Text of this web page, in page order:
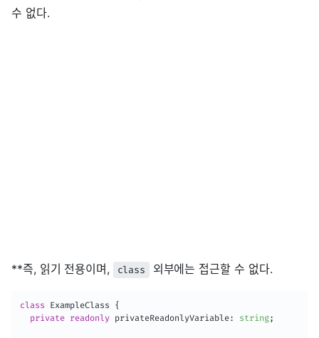
수 없다.
**즉, 읽기 전용이며, class 외부에는 접근할 수 없다.
class ExampleClass
{
private readonly privateReadonlyVariable: string;